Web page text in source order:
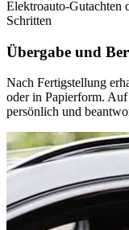
Elektroauto-Gutachten
Schritten
Übergabe und
Nach Fertigstellung
oder in Papierform.
persönlich und